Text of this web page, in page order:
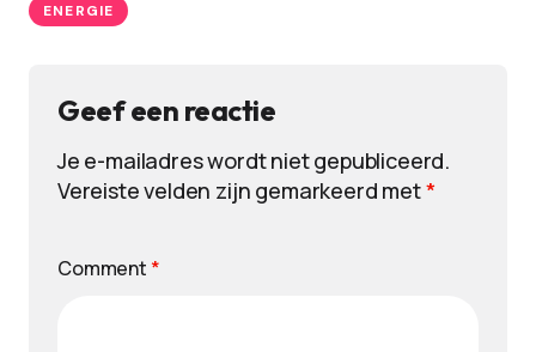
ENERGIE
Geef een reactie
Je e-mailadres wordt niet gepubliceerd.
Vereiste velden zijn gemarkeerd met*
Comment *